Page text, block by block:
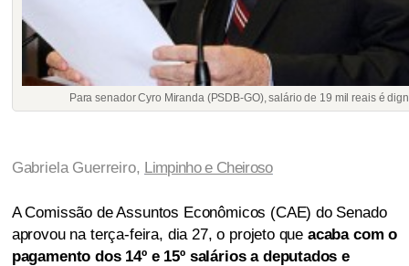
Para senador Cyro Miranda (PSDB-GO), salário de 19 mil reais é
Gabriela Guerreiro, Limpinho e Cheiroso
A Comissão de Assuntos Econômicos (CAE) do Senado
aprovou na terça-feira, dia 27, o projeto que acaba com o
pagamento dos 14º e 15º salários a deputados e